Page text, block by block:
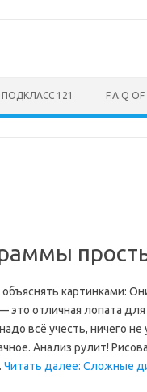
ПОДКЛАСС 121 F.A.Q
картинками:
отличная лопата для
всё учесть, ничего
Анализ рулит!
Читать далее: Сложные